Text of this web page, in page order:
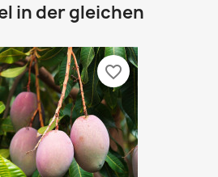
in der gleichen
favorite_border